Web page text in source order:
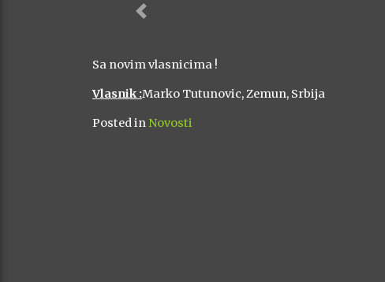
Previous
Sa novim vlasnicima !
Vlasnik :Marko Tutunovic, Zemun, Srbija
Posted in Novosti